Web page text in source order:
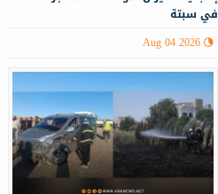
في سبتة
Aug 04 2026